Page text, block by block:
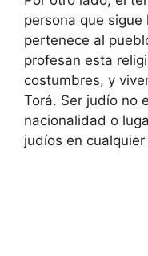
persona que
pertenece al
profesan esta
costumbres, y
Torá. Ser judío no
nacionalidad o
judíos en